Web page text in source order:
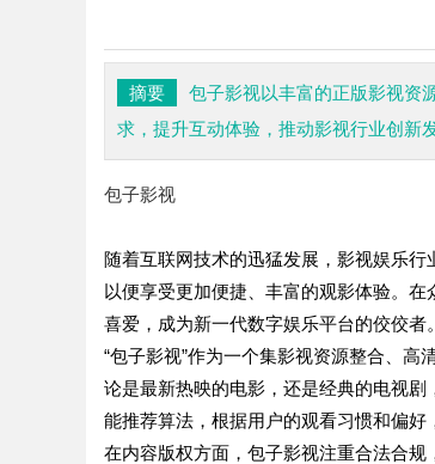
摘要
包子影视以丰富的正版影视资
求，提升互动体验，推动影视行业创新发
包子影视
随着互联网技术的迅猛发展，影视娱乐
以便享受更加便捷、丰富的观影体验。
喜爱，成为新一代数字娱乐平台的佼佼者。
“包子影视”作为一个集影视资源整合、
论是最新热映的电影，还是经典的电视
能推荐算法，根据用户的观看习惯和偏好
在内容版权方面，包子影视注重合法合